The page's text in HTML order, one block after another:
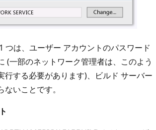
つは、ユーザー アカウントのパスワード
(一部のネットワーク管理者は、このよう
行する必要があります)、ビルド サーバー
いことです。